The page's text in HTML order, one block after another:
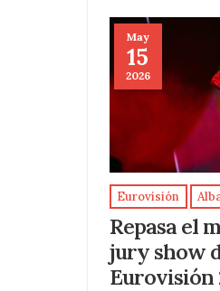
May
15
2026
Eurovisión
Repasa el
jury show
Eurovisión